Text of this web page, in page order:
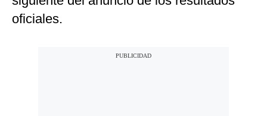
oficiales.